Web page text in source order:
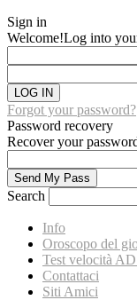
Sign in
Welcome!Log into
Forgot your password?
Password recovery
Recover your
Search
Info
Oroscopo del
Test velocità
Contattaci
Siti Amici